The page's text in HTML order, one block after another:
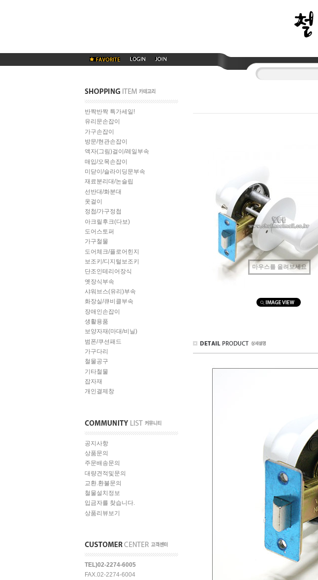
반짝반짝 특가세일!
유리문손잡이
가구손잡이
방문/현관손잡이
액자(그림)걸이/레일부속
매입/오목손잡이
미닫이/슬라이딩문부속
재료분리대/논슬립
선반대/화분대
옷걸이
정첩/가구정첩
아크릴후크(다보)
도어스토퍼
가구철물
도어체크/플로어힌지
보조키/디지털보조키
단조인테리어장식
옛장식부속
샤워브스(유리)부속
화장실/큐비클부속
장애인손잡이
생활용품
보양자재(마대/비닐)
범폰/쿠션패드
가구다리
철물공구
기타철물
잡자재
개인결제창
공지사항
상품문의
주문배송문의
대량견적및문의
교환.환불문의
철물설치정보
입금자를 찾습니다.
상품리뷰보기
TEL)02-2274-6005
FAX.02-2274-6004
마우스를 올려보세요